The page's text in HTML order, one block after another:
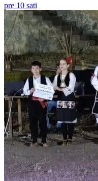
pre 10 sati